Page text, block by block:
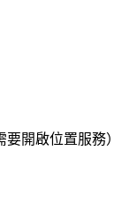
開啟位置服務）